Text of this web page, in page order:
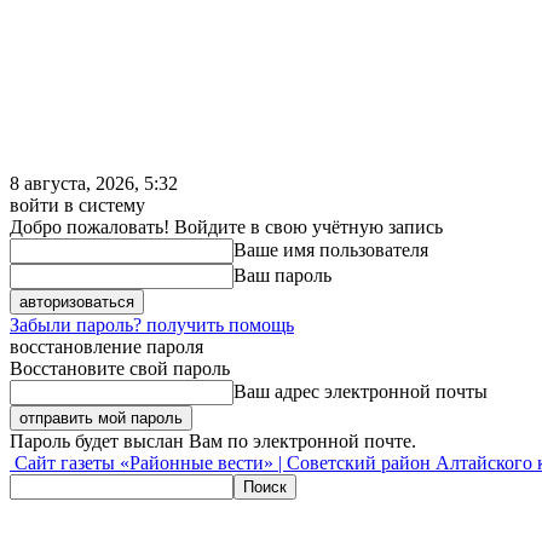
8 августа, 2026, 5:32
войти в систему
Добро пожаловать! Войдите в свою учётную запись
Ваше имя пользователя
Ваш пароль
Забыли пароль? получить помощь
восстановление пароля
Восстановите свой пароль
Ваш адрес электронной почты
Пароль будет выслан Вам по электронной почте.
Сайт газеты «Районные вести» | Советский район Алтайского